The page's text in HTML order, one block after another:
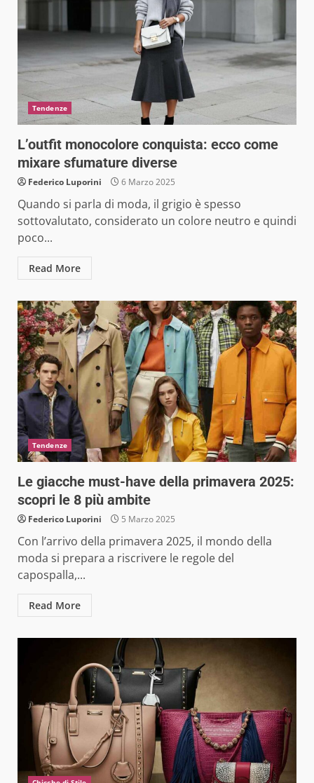
Tendenze
L’outfit monocolore conquista: ecco come
mixare sfumature diverse
Federico Luporini 6 Marzo 2025
Quando si parla di moda, il grigio è spesso
sottovalutato, considerato un colore neutro e quindi
poco...
Read More
Tendenze
Le giacche must-have della primavera 2025:
scopri le 8 più ambite
Federico Luporini 5 Marzo 2025
Con l’arrivo della primavera 2025, il mondo della
moda si prepara a riscrivere le regole del
capospalla,...
Read More